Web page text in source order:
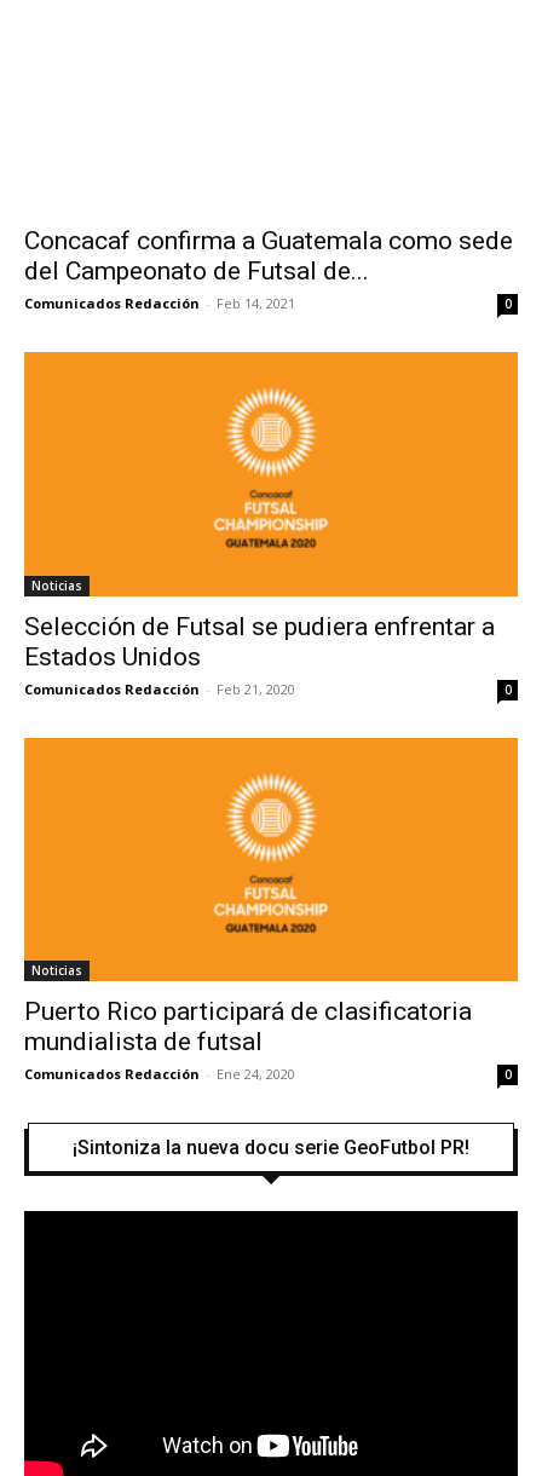
Concacaf confirma a Guatemala como sede
del Campeonato de Futsal de...
Comunicados Redacción - Feb 14, 2021 0
Noticias
Selección de Futsal se pudiera enfrentar a
Estados Unidos
Comunicados Redacción - Feb 21, 2020 0
Noticias
Puerto Rico participará de clasificatoria
mundialista de futsal
Comunicados Redacción - Ene 24, 2020 0
¡Sintoniza la nueva docu serie GeoFutbol PR!